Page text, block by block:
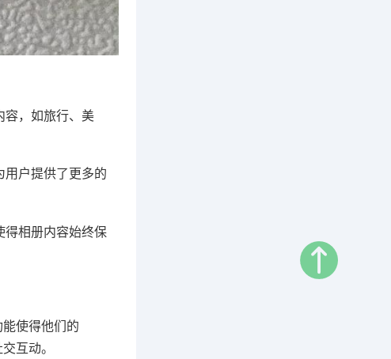
容，如旅行、美
用户提供了更多的
得相册内容始终保
使得他们的
互动。